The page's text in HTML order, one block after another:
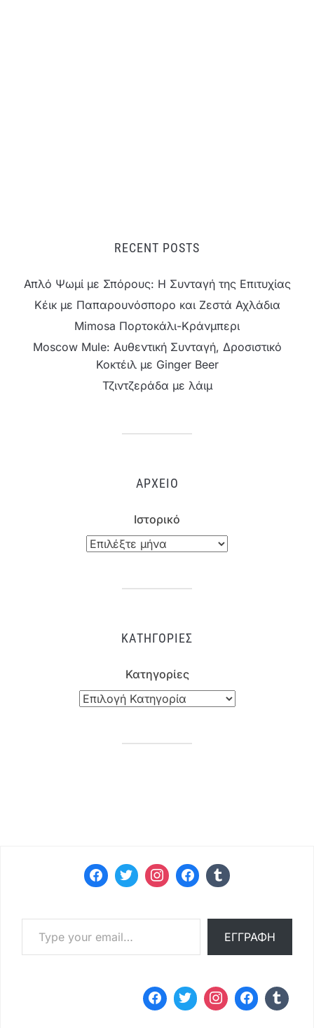
RECENT POSTS
Απλό Ψωμί με Σπόρους: Η Συνταγή της Επιτυχίας
Κέικ με Παπαρουνόσπορο και Ζεστά Αχλάδια
Mimosa Πορτοκάλι-Κράνμπερι
Moscow Mule: Αυθεντική Συνταγή, Δροσιστικό
Κοκτέιλ με Ginger Beer
Τζιντζεράδα με λάιμ
ΑΡΧΕΊΟ
Ιστορικό
ΚΑΤΗΓΟΡΊΕΣ
Κατηγορίες
Type your email…
ΕΓΓΡΑΦΉ